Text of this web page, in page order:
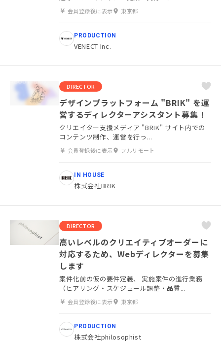
会員登録後に表示 東京都
PRODUCTION
VENECT Inc.
DIRECTOR
デザインプラットフォーム "BRIK" を運
営するディレクターアシスタント募集！
クリエイター支援メディア "BRIK" サイト内での
コンテンツ制作、運営を行っ...
会員登録後に表示 フルリモート
IN HOUSE
株式会社BRIK
DIRECTOR
高いレベルのクリエイティブオーダーに
対応するため、Webディレクターを募集
します
案件化前の仮の要件定義、 実施案件の進行業務
（ヒアリング・スケジュール調整・品質...
会員登録後に表示 東京都
PRODUCTION
株式会社philosophist